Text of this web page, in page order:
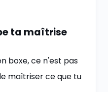
ta maîtrise
boxe, ce n'est pas
maîtriser ce que tu